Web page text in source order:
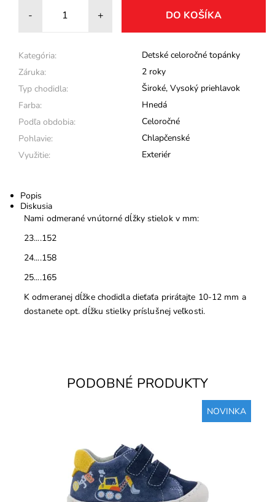
- +
Kategória:
Detské celoročné topánky
Záruka:
2 roky
Typ chodidla:
Široké, Vysoký priehlavok
Farba:
Hnedá
Podľa obdobia:
Celoročné
Pohlavie:
Chlapčenské
Využitie:
Exteriér
Popis
Diskusia
Nami odmerané vnútorné dĺžky stielok v mm:
23....152
24....158
25....165
K odmeranej dĺžke chodidla dieťaťa prirátajte 10-12 mm a
dostanete opt. dĺžku stielky príslušnej veľkosti.
PODOBNÉ PRODUKTY
NOVINKA
vhodné na široké chodidlá, môžu byť aj s vysokým
priehlavkom...
Dostupnosť:
Skladom
CICIBAN
2 roky